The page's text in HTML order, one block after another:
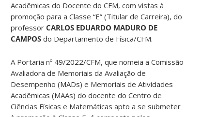
Acadêmicas do Docente do CFM, com vistas à
promoção para a Classe “E” (Titular de Carreira), do
professor CARLOS EDUARDO MADURO DE
CAMPOS do Departamento de Física/CFM.
A Portaria nº 49/2022/CFM, que nomeia a Comissão
Avaliadora de Memoriais da Avaliação de
Desempenho (MADs) e Memoriais de Atividades
Acadêmicas (MAAs) do docente do Centro de
Ciências Físicas e Matemáticas apto a se submeter